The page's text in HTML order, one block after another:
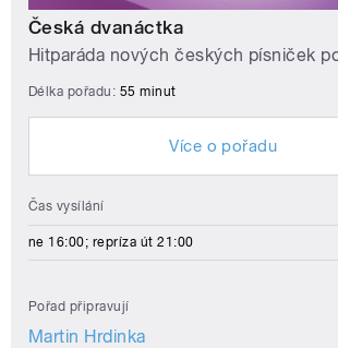
Česká dvanáctka
Hitparáda nových českých písniček
Délka pořadu: 55 minut
Více o pořadu
Čas vysílání
ne 16:00; repríza út 21:00
Pořad připravují
Martin Hrdinka